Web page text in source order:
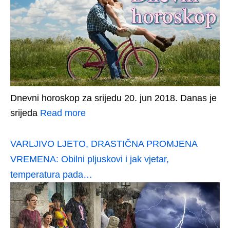
Dnevni horoskop za srijedu 20. jun 2018. Danas je
srijeda Read more
VARLJIVO LJETO, DRASTIČNA PROMJENA
VREMENA: Obilni pljuskovi i jak vjetar,
temperatura pada…